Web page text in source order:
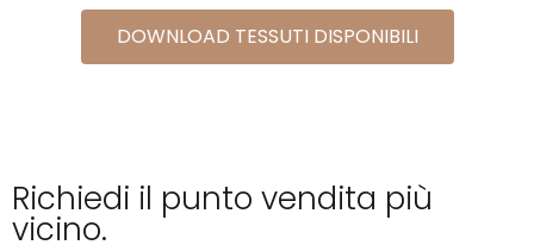
DOWNLOAD TESSUTI DISPONIBILI
Richiedi il punto vendita più
vicino.​